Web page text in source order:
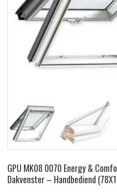
GPU MK08 0070 Energy &
Dakvenster – Handbediend